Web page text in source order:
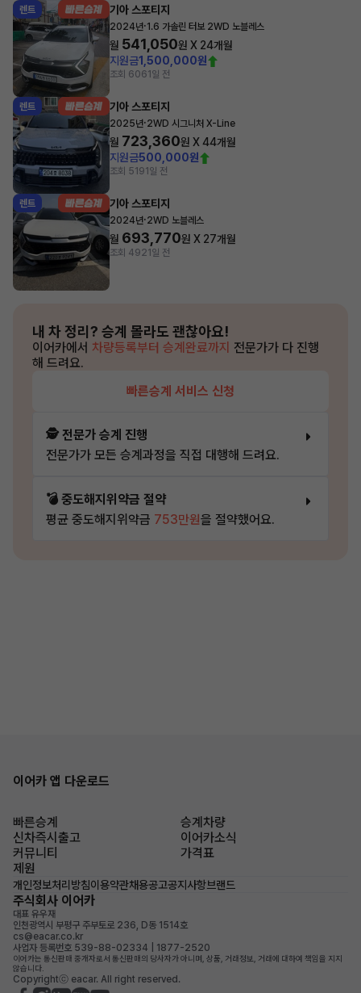
렌트 기아 스포티지
2024년·1.6 가솔린 터보 2WD 노블레스
월 541,050원 X 24개월
지원금1,500,000원
조회 6061일 전
렌트 기아 스포티지
2025년·2WD 시그니처 X-Line
월 723,360원 X44개월
지원금500,000원
조회 5191일 전
렌트 기아 스포티지
2024년·2WD 노블레스
월 693,770원 X 27개월
조회 4921일 전
내 차 정리? 승계 몰라도 괜찮아요!
이어카에서 차량등록부터 승계완료까지 전문가가 다 진행
해 드려요.
빠른승계 서비스 신청
🕵️ 전문가 승계 진행
전문가가 모든 승계과정을 직접 대행해 드려요.
💣 중도해지위약금 절약
평균 중도해지위약금 753만원을 절약했어요.
이어카 앱 다운로드
빠른승계
승계차량
신차즉시출고
이어카소식
커뮤니티
가격표
제원
개인정보처리방침이용약관채용공고공지사항브랜드
주식회사 이어카
대표 유우재
인천광역시 부평구 주부토로 236, D동 1514호
cs@eacar.co.kr
사업자 등록번호 539-88-02334 | 1877-2520
이어카는 통신판매 중개자로서 통신판매의 당사자가 아니며, 상품, 거래정보, 거래에 대하여 책임을 지지
않습니다.
Copyrightⓒ eacar. All right reserved.